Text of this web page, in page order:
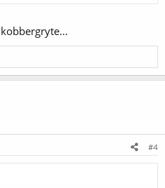
#4